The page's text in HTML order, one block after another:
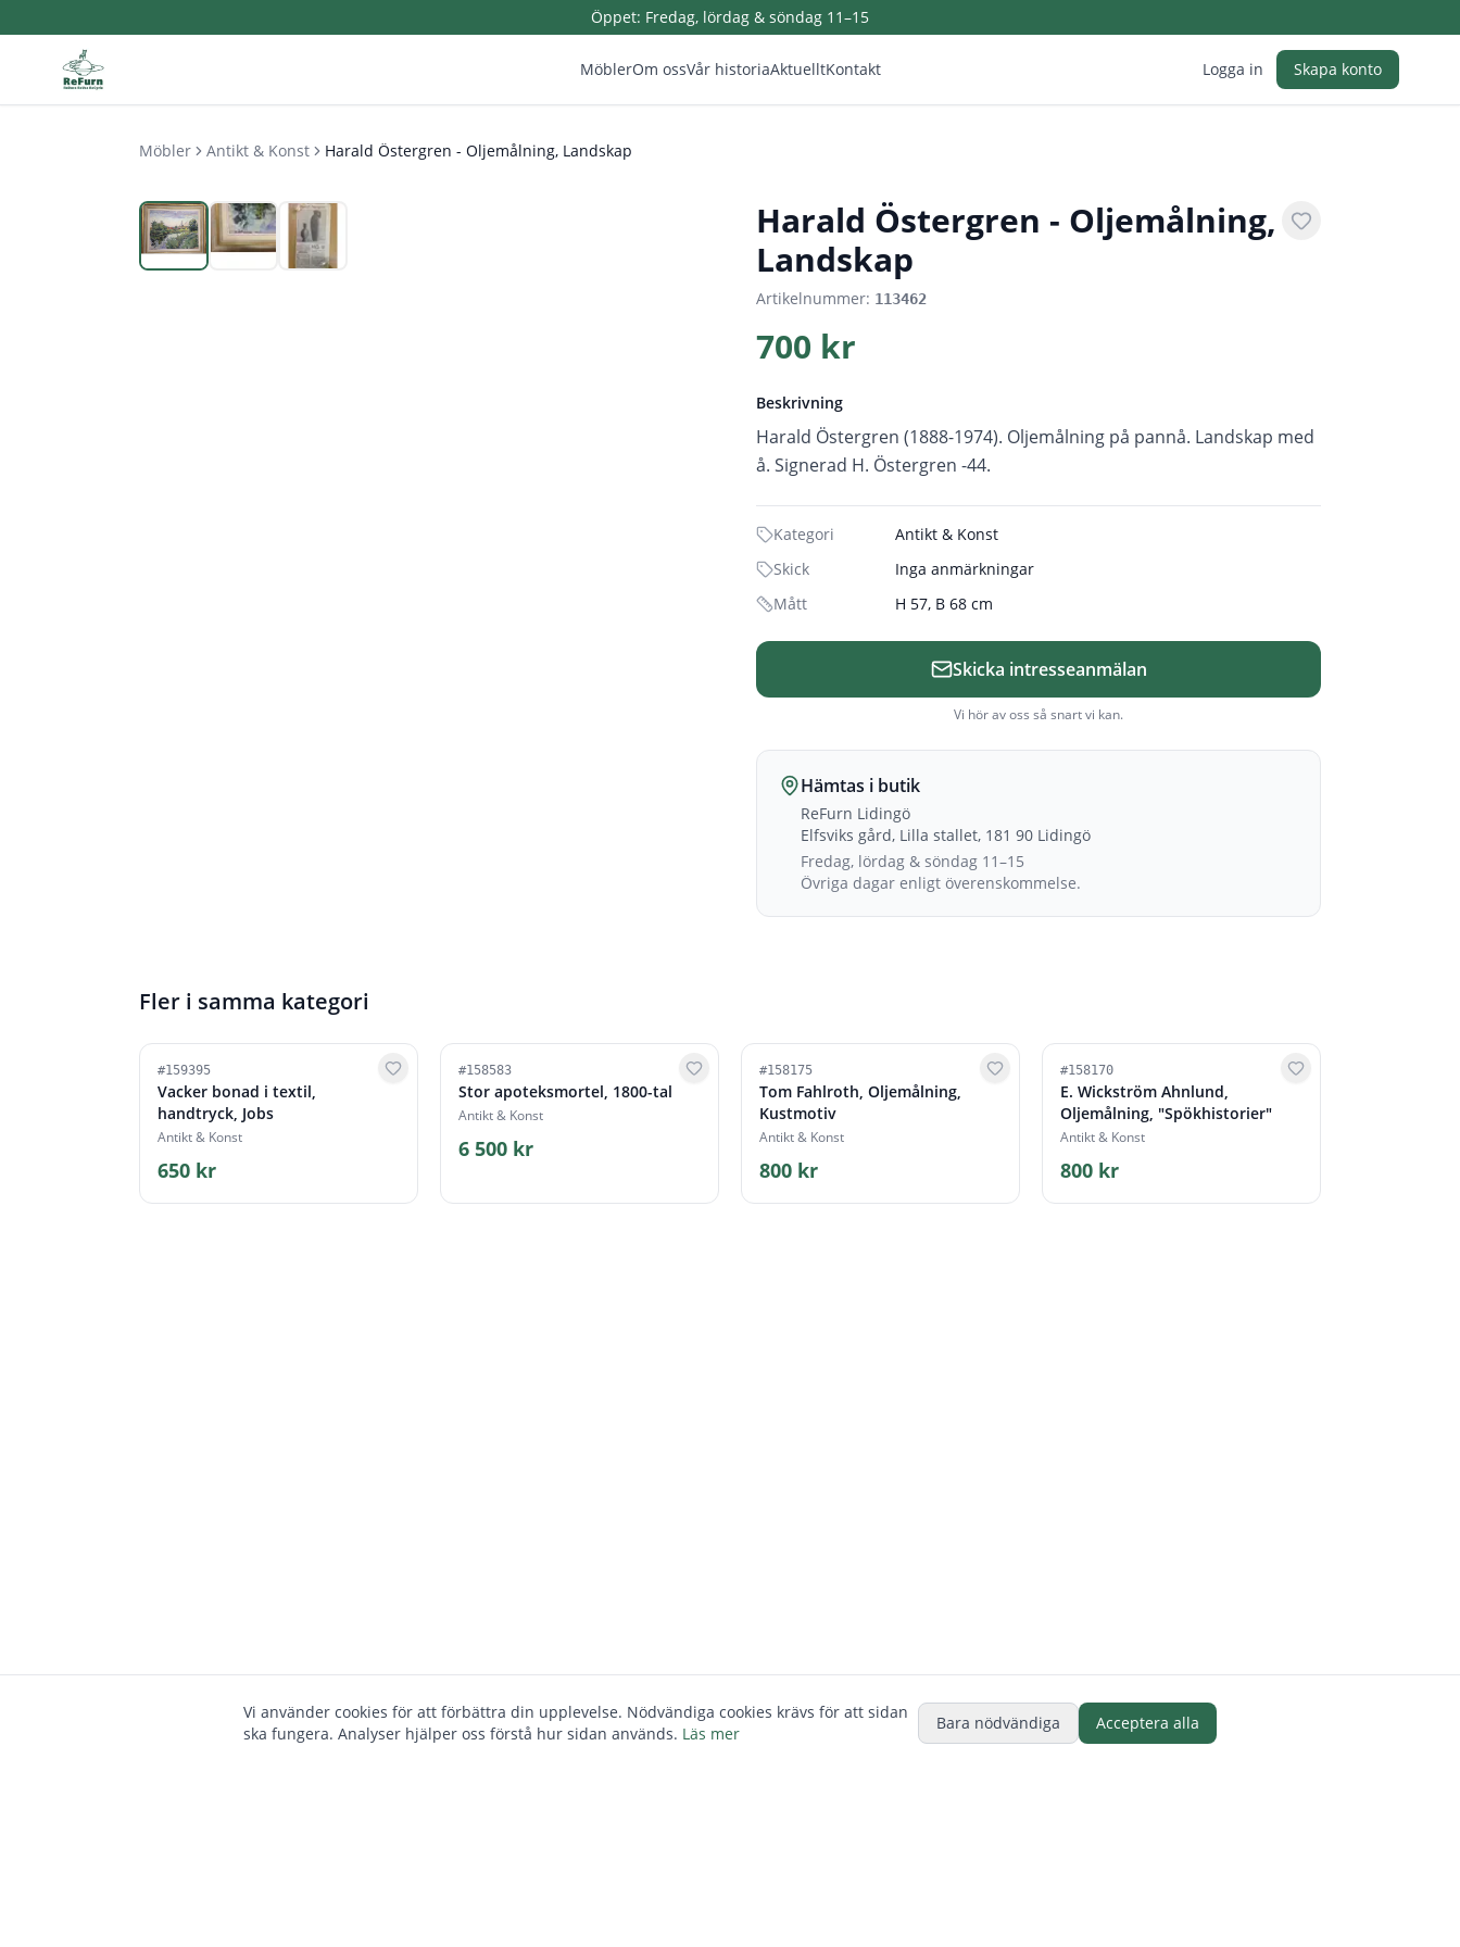
Öppet: Fredag, lördag & söndag 11–15
MöblerOm ossVår historiaAktuelltKontakt Logga in Skapa konto
Möbler Antikt & Konst Harald Östergren - Oljemålning, Landskap
Harald Östergren - Oljemålning,
Landskap
Artikelnummer: 113462
700 kr
Beskrivning
Harald Östergren (1888-1974). Oljemålning på pannå. Landskap med
å. Signerad H. Östergren -44.
Kategori
Antikt & Konst
Skick
Inga anmärkningar
Mått
H 57, B 68 cm
Skicka intresseanmälan
Vi hör av oss så snart vi kan.
Hämtas i butik
ReFurn Lidingö
Elfsviks gård, Lilla stallet, 181 90 Lidingö
Fredag, lördag & söndag 11–15
Övriga dagar enligt överenskommelse.
Fler i samma kategori
#159395
Vacker bonad i textil,
handtryck, Jobs
Antikt & Konst
650 kr
#158583
Stor apoteksmortel, 1800-tal
Antikt & Konst
6 500 kr
#158175
Tom Fahlroth, Oljemålning,
Kustmotiv
Antikt & Konst
800 kr
#158170
E. Wickström Ahnlund,
Oljemålning, "Spökhistorier"
Antikt & Konst
800 kr
Vi använder cookies för att förbättra din upplevelse. Nödvändiga cookies krävs för att sidan
ska fungera. Analyser hjälper oss förstå hur sidan används. Läs mer
Bara nödvändiga Acceptera alla